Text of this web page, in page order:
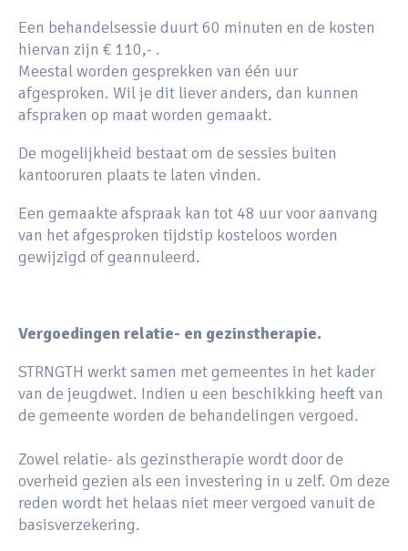
Een behandelsessie duurt 60 minuten en de kosten
hiervan zijn € 110,- .
Meestal worden gesprekken van één uur
afgesproken. Wil je dit liever anders, dan kunnen
afspraken op maat worden gemaakt.
De mogelijkheid bestaat om de sessies buiten
kantooruren plaats te laten vinden.
Een gemaakte afspraak kan tot 48 uur voor aanvang
van het afgesproken tijdstip kosteloos worden
gewijzigd of geannuleerd.
Vergoedingen relatie- en gezinstherapie.
STRNGTH werkt samen met gemeentes in het kader
van de jeugdwet. Indien u een beschikking heeft van
de gemeente worden de behandelingen vergoed.
Zowel relatie- als gezinstherapie wordt door de
overheid gezien als een investering in u zelf. Om deze
reden wordt het helaas niet meer vergoed vanuit de
basisverzekering.